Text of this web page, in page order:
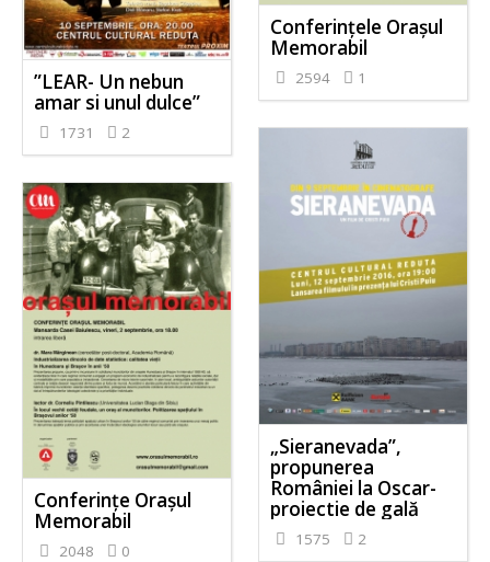
Conferinţele Oraşul
Memorabil
2594 1
”LEAR- Un nebun
amar si unul dulce”
1731 2
„Sieranevada”,
propunerea
României la Oscar-
proiectie de gală
1575 2
Conferințe Orașul
Memorabil
2048 0